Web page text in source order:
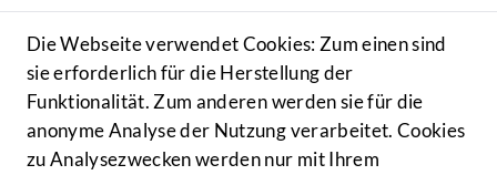
Benutzer
Navigationsmenü öffnen
MENÜ
Die Webseite verwendet Cookies: Zum einen sind
sie erforderlich für die Herstellung der
Funktionalität. Zum anderen werden sie für die
anonyme Analyse der Nutzung verarbeitet. Cookies
zu Analysezwecken werden nur mit Ihrem
Plenarberatungen NR